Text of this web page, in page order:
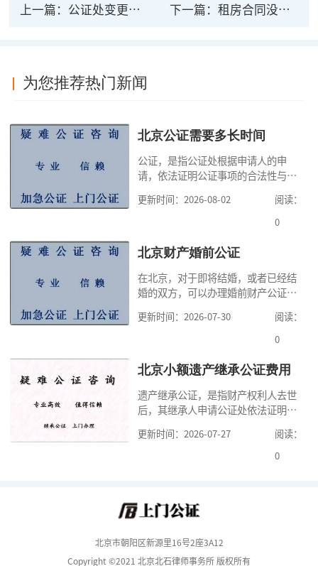
上一篇： 公证处变更离婚协议书的法律效力如何？可以变更离婚公证？ 下一篇： 租房合同没有公证有法律效力吗？怎样才能具备法律效力？
为您推荐热门新闻
北京公证需要多长时间
公证，是指公证处根据申请人的申
请，依法证明公证事项的合法性与真
高公证事项的效力，固定证据，但是
很多人不知道在北京办理公证需要多
家，办理公证的时候除了需要按照公
道北京公证需要什么材料,北京公证需
要多少钱？北京公
更新时间：2026-08-02
阅读：
0
北京财产婚前公证
在北京，对于即将结婚，或者已经结
婚的双方，可以办理婚前财产公证，
式，可以避免个人财产引发的纠纷，
但是，在北京办理婚前财产公证，除
料外，公证咨询告诉大家，我们有必
京婚前财产公证机构？了解这些不仅
有利于我们根
更新时间：2026-07-30
阅读：
0
北京小额遗产继承公证费用
遗产继承公证，是指财产权利人去世
后，其继承人申请公证处依法证明继
的证明活动。通过公证，继承人可以
拿着享有继承权的公证书办理遗产过
费。我们在办理继承公证的时候，需
更新时间：2026-07-27
阅读：
0
北京市朝阳区新源里16号2座3A12
Copyright ©2021 北京北石律师事务所 版权所有